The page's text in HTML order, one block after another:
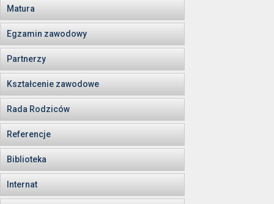
Matura
Egzamin zawodowy
Partnerzy
Kształcenie zawodowe
Rada Rodziców
Referencje
Biblioteka
Internat